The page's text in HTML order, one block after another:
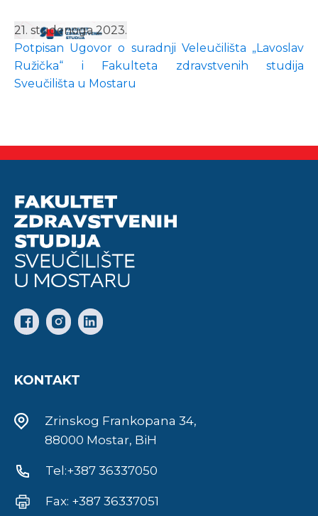
21. studenoga 2023.
Potpisan Ugovor o suradnji Veleučilišta „Lavoslav
Ružička“ i Fakulteta zdravstvenih studija
Sveučilišta u Mostaru
KONTAKT
Zrinskog Frankopana 34,
88000 Mostar, BiH
Tel:+387 36337050
Fax: +387 36337051